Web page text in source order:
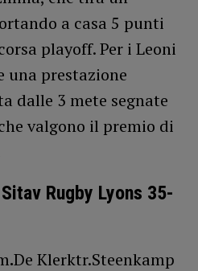
a casa 5 punti
playoff. Per i Leoni
una prestazione
dalle 3 mete segnate
valgono il premio di
Rugby Lyons 35-
.De Klerktr.Steenkamp